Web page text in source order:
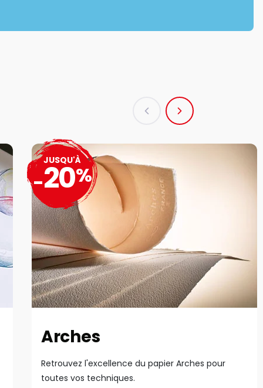
Arches
Retrouvez l'excellence du papier Arches pour
toutes vos techniques.
JUSQU'À
-20%